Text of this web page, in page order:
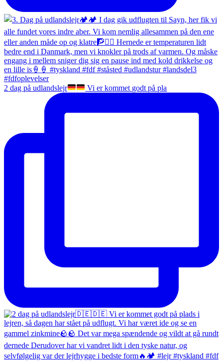
2 dag på udlandslejr Vi er kommet godt på pla